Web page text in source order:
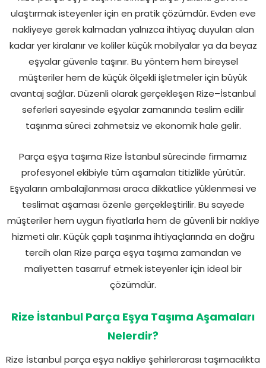
ulaştırmak isteyenler için en pratik çözümdür. Evden eve
nakliyeye gerek kalmadan yalnızca ihtiyaç duyulan alan
kadar yer kiralanır ve koliler küçük mobilyalar ya da beyaz
eşyalar güvenle taşınır. Bu yöntem hem bireysel
müşteriler hem de küçük ölçekli işletmeler için büyük
avantaj sağlar. Düzenli olarak gerçekleşen Rize–İstanbul
seferleri sayesinde eşyalar zamanında teslim edilir
taşınma süreci zahmetsiz ve ekonomik hale gelir.
Parça eşya taşıma Rize İstanbul sürecinde firmamız
profesyonel ekibiyle tüm aşamaları titizlikle yürütür.
Eşyaların ambalajlanması araca dikkatlice yüklenmesi ve
teslimat aşaması özenle gerçekleştirilir. Bu sayede
müşteriler hem uygun fiyatlarla hem de güvenli bir nakliye
hizmeti alır. Küçük çaplı taşınma ihtiyaçlarında en doğru
tercih olan Rize parça eşya taşıma zamandan ve
maliyetten tasarruf etmek isteyenler için ideal bir
çözümdür.
Rize İstanbul Parça Eşya Taşıma Aşamaları
Nelerdir?
Rize İstanbul parça eşya nakliye şehirlerarası taşımacılıkta